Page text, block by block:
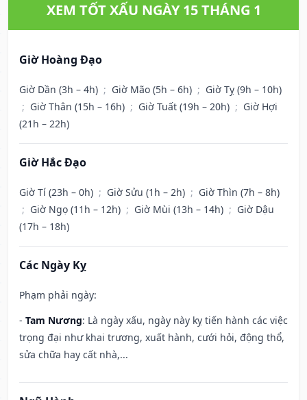
XEM TỐT XẤU NGÀY 15 THÁNG 1
Giờ Hoàng Đạo
Giờ Dần (3h – 4h) ; Giờ Mão (5h – 6h) ; Giờ Tỵ (9h – 10h)
; Giờ Thân (15h – 16h) ; Giờ Tuất (19h – 20h) ; Giờ Hợi
(21h – 22h)
Giờ Hắc Đạo
Giờ Tí (23h – 0h) ; Giờ Sửu (1h – 2h) ; Giờ Thìn (7h – 8h)
; Giờ Ngọ (11h – 12h) ; Giờ Mùi (13h – 14h) ; Giờ Dậu
(17h – 18h)
Các Ngày Kỵ
Phạm phải ngày:
- Tam Nương: Là ngày xấu, ngày này kỵ tiến hành các việc
trọng đại như khai trương, xuất hành, cưới hỏi, động thổ,
sửa chữa hay cất nhà,...